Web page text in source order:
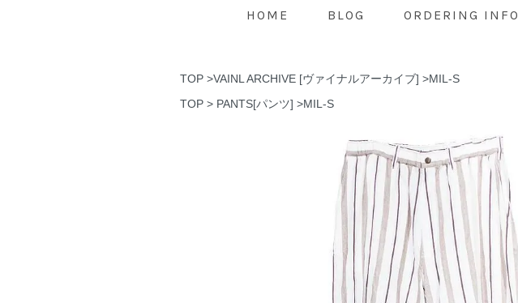
HOME BLOG ORDERING INFO
TOP >VAINL ARCHIVE [ヴァイナルアーカイブ] >MIL-S
TOP > PANTS[パンツ] >MIL-S